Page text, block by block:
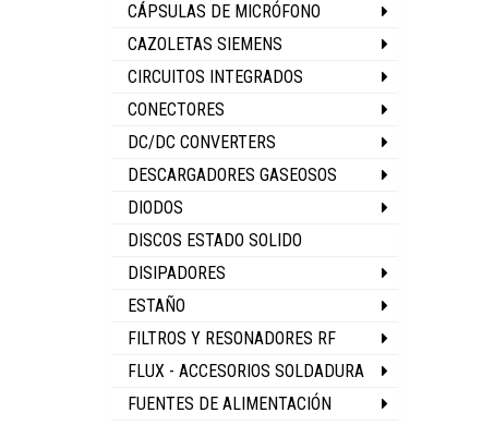
CÁPSULAS DE MICRÓFONO
CAZOLETAS SIEMENS
CIRCUITOS INTEGRADOS
CONECTORES
DC/DC CONVERTERS
DESCARGADORES GASEOSOS
DIODOS
DISCOS ESTADO SOLIDO
DISIPADORES
ESTAÑO
FILTROS Y RESONADORES RF
FLUX - ACCESORIOS SOLDADURA
FUENTES DE ALIMENTACIÓN